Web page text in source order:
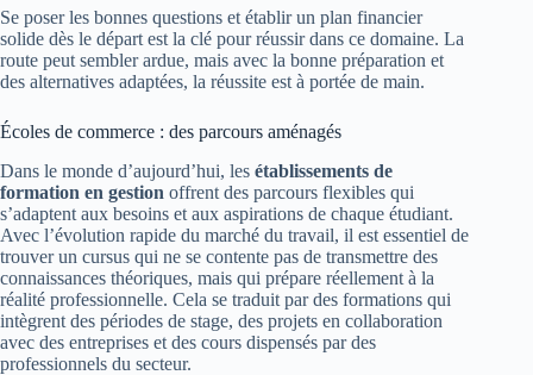
Se poser les bonnes questions et établir un plan financier
solide dès le départ est la clé pour réussir dans ce domaine. La
route peut sembler ardue, mais avec la bonne préparation et
des alternatives adaptées, la réussite est à portée de main.
Écoles de commerce : des parcours aménagés
Dans le monde d’aujourd’hui, les établissements de
formation en gestion offrent des parcours flexibles qui
s’adaptent aux besoins et aux aspirations de chaque étudiant.
Avec l’évolution rapide du marché du travail, il est essentiel de
trouver un cursus qui ne se contente pas de transmettre des
connaissances théoriques, mais qui prépare réellement à la
réalité professionnelle. Cela se traduit par des formations qui
intègrent des périodes de stage, des projets en collaboration
avec des entreprises et des cours dispensés par des
professionnels du secteur.